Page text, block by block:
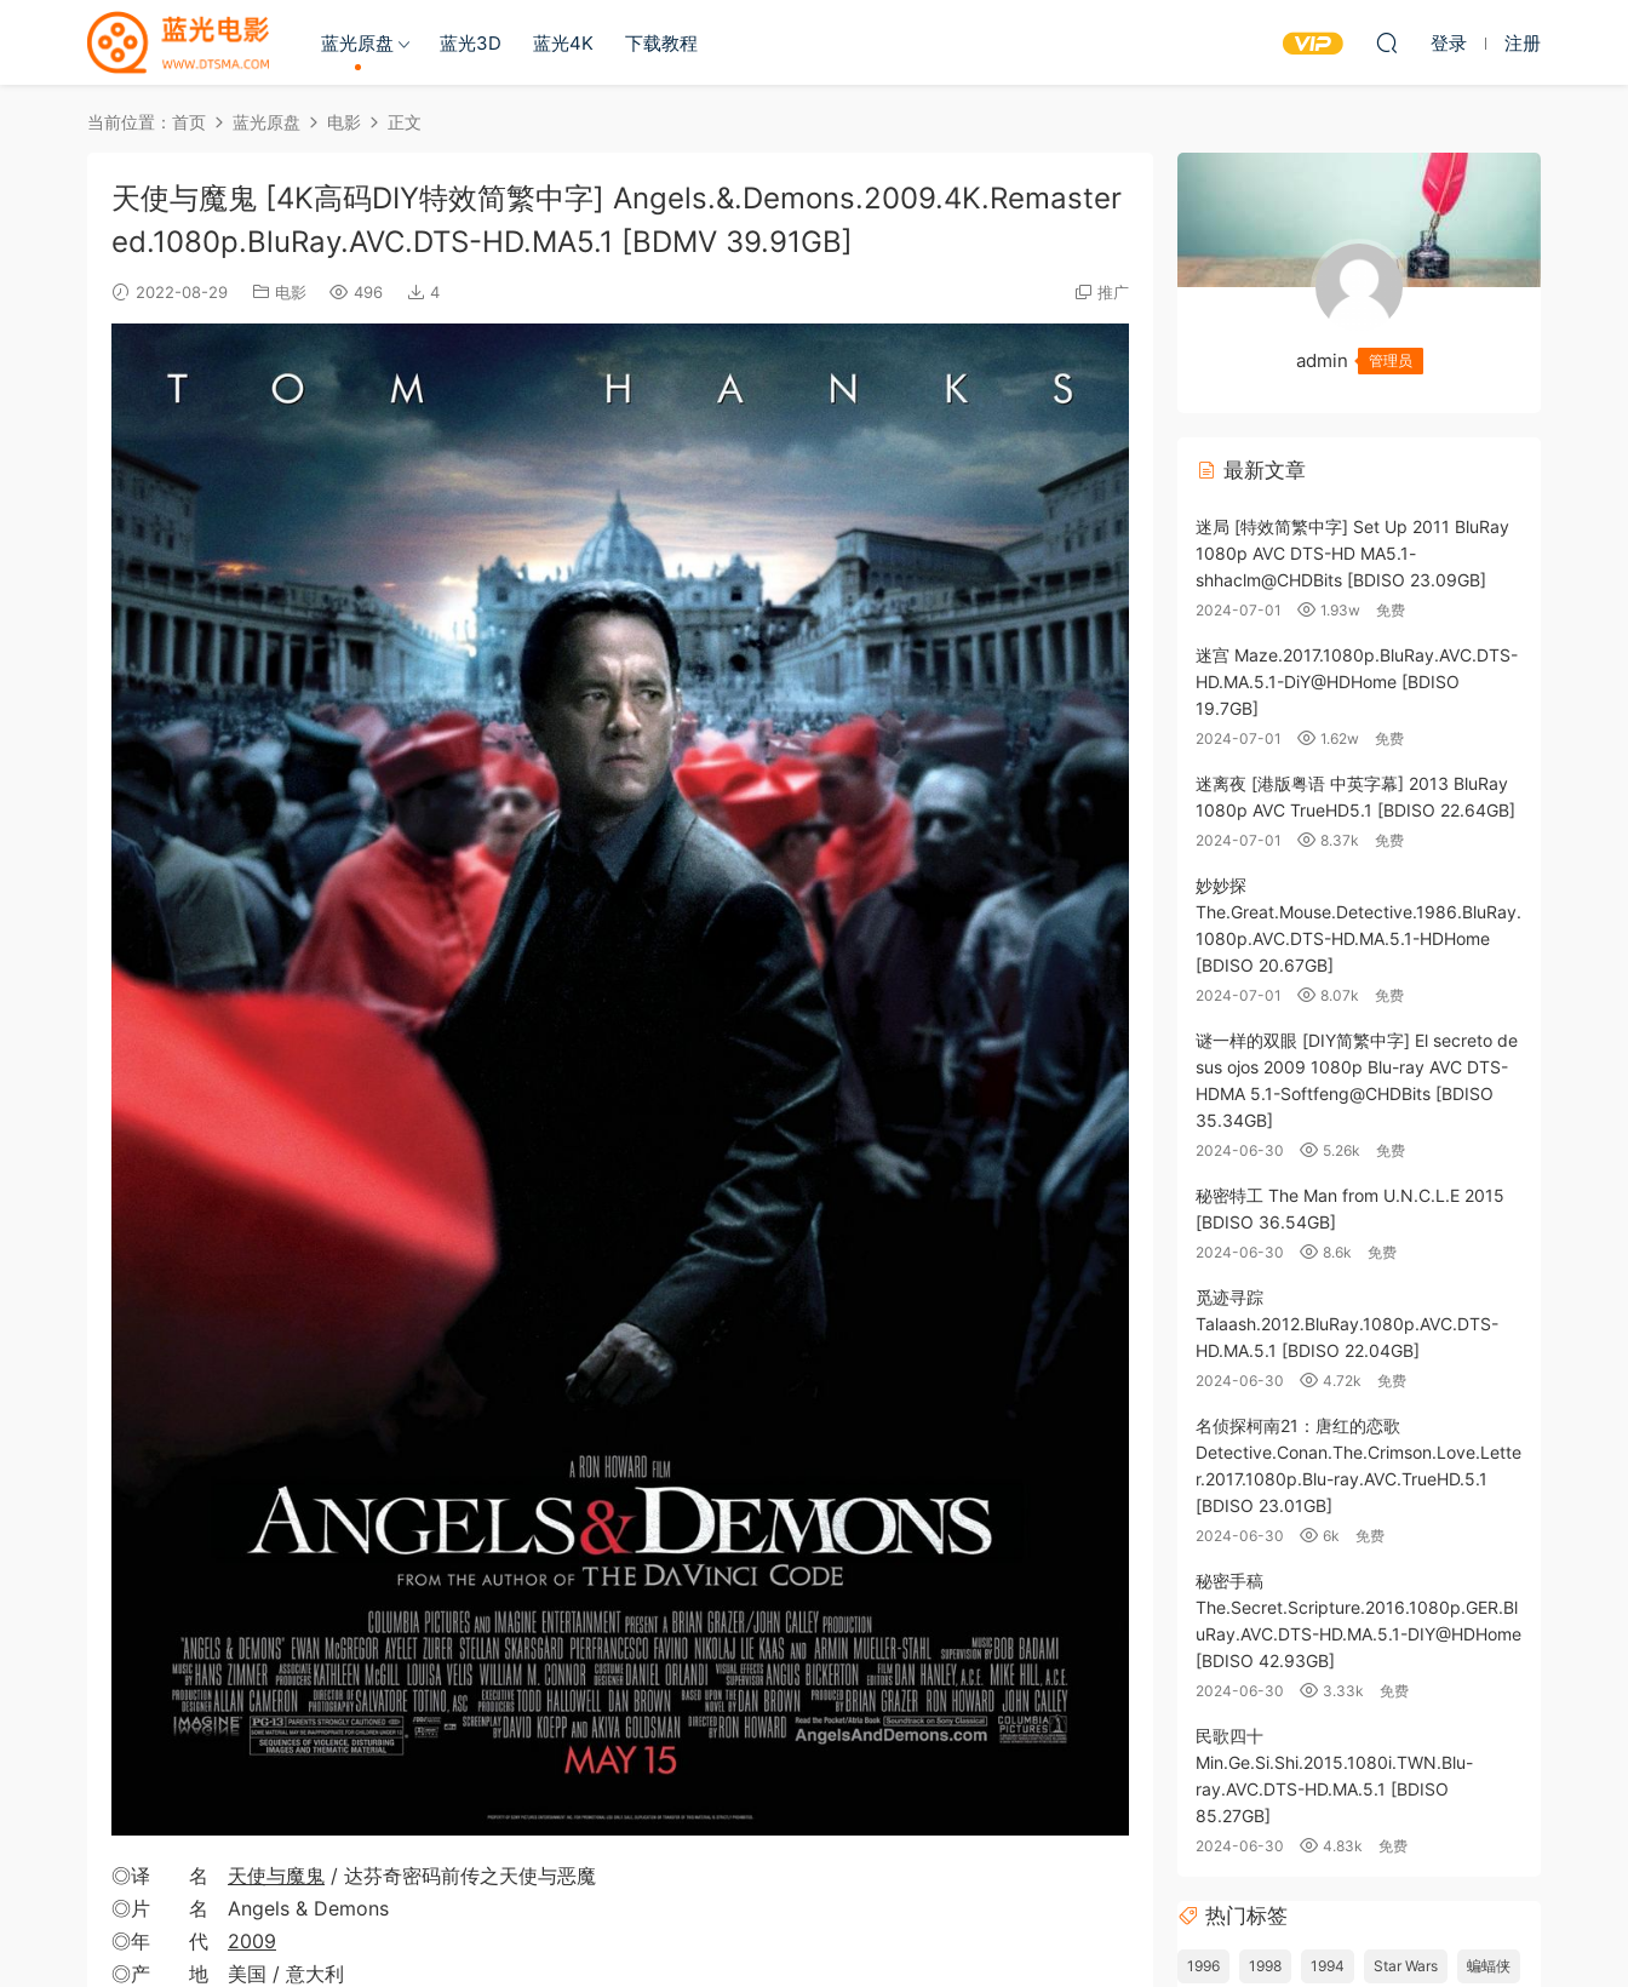
蓝光原盘 蓝光3D 蓝光4K 下载教程 登录 注册
当前位置： 首页 蓝光原盘 电影 正文
天使与魔鬼 [4K高码DIY特效简繁中字] Angels.&.Demons.2009.4K.Remaster
ed.1080p.BluRay.AVC.DTS-HD.MA5.1 [BDMV 39.91GB]
2022-08-29 电影 496 4 推广
◎译 名 天使与魔鬼 / 达芬奇密码前传之天使与恶魔
◎片 名 Angels & Demons
◎年 代 2009
◎产 地 美国 / 意大利
admin 管理员
最新文章
迷局 [特效简繁中字] Set Up 2011 BluRay
1080p AVC DTS-HD MA5.1-
shhaclm@CHDBits [BDISO 23.09GB]
2024-07-01 1.93w 免费
迷宫 Maze.2017.1080p.BluRay.AVC.DTS-
HD.MA.5.1-DiY@HDHome [BDISO
19.7GB]
2024-07-01 1.62w 免费
迷离夜 [港版粤语 中英字幕] 2013 BluRay
1080p AVC TrueHD5.1 [BDISO 22.64GB]
2024-07-01 8.37k 免费
妙妙探
The.Great.Mouse.Detective.1986.BluRay.
1080p.AVC.DTS-HD.MA.5.1-HDHome
[BDISO 20.67GB]
2024-07-01 8.07k 免费
谜一样的双眼 [DIY简繁中字] El secreto de
sus ojos 2009 1080p Blu-ray AVC DTS-
HDMA 5.1-Softfeng@CHDBits [BDISO
35.34GB]
2024-06-30 5.26k 免费
秘密特工 The Man from U.N.C.L.E 2015
[BDISO 36.54GB]
2024-06-30 8.6k 免费
觅迹寻踪
Talaash.2012.BluRay.1080p.AVC.DTS-
HD.MA.5.1 [BDISO 22.04GB]
2024-06-30 4.72k 免费
名侦探柯南21：唐红的恋歌
Detective.Conan.The.Crimson.Love.Lette
r.2017.1080p.Blu-ray.AVC.TrueHD.5.1
[BDISO 23.01GB]
2024-06-30 6k 免费
秘密手稿
The.Secret.Scripture.2016.1080p.GER.Bl
uRay.AVC.DTS-HD.MA.5.1-DIY@HDHome
[BDISO 42.93GB]
2024-06-30 3.33k 免费
民歌四十
Min.Ge.Si.Shi.2015.1080i.TWN.Blu-
ray.AVC.DTS-HD.MA.5.1 [BDISO
85.27GB]
2024-06-30 4.83k 免费
热门标签
1996 1998 1994 Star Wars 蝙蝠侠